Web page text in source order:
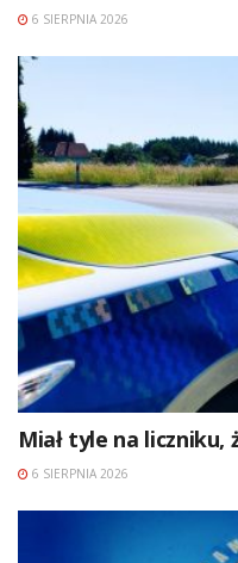
6 SIERPNIA 2026
Miał tyle na liczniku,
6 SIERPNIA 2026